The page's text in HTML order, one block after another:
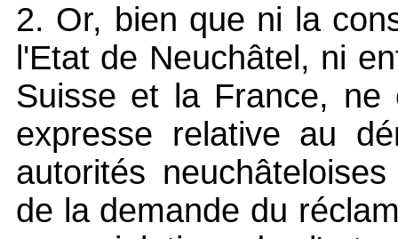
2. Or, bien que ni la
l'Etat de Neuchâtel, ni
Suisse et la France, ne
expresse relative au
autorités
de la demande du